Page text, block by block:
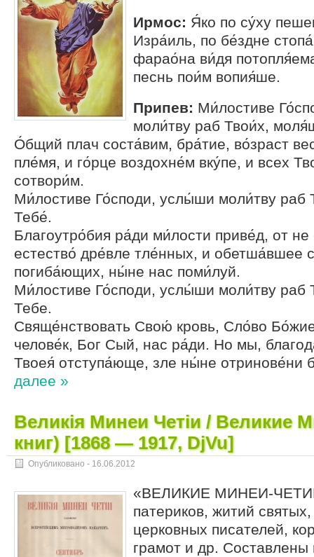
Ирмос: Я́ко по су́ху
Изра́иль, по бе́здне
фарао́на ви́дя
песнь пои́м вопия́ше.
Припев: Ми́лостиве
моли́тву раб Твои́х,
О́бщий плач соста́вим, бра́тие, во́зраст
пле́мя, и го́рце воздохне́м вку́пе, и всех
сотвори́м.
Ми́лостиве Го́споди, услы́ши моли́тву раб
Тебе́.
Благоутро́бия ра́ди ми́лости приве́д, от
естество́ дре́вле тле́нных, и обетша́вшее
погиба́ющих, ны́не нас поми́луй.
Ми́лостиве Го́споди, услы́ши моли́тву раб
Тебе.
Свяще́нствовать Свою́ кровь, Сло́во
челове́к, Бог Сый, нас ра́ди. Но мы,
Твоея́ отступа́юще, зле ны́не отринове́ни
далее »
Великiя Минеи Четiи / Великие
книг) [1868 — 1917, DjVu]
Опубликовано - 16.06.2012
«ВЕЛИКИЕ МИНЕИ-
патериков, житий
церковных писателей,
грамот и др. Составлены